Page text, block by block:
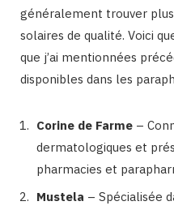
généralement trouver
solaires de qualité. Voici
que j’ai mentionnées
disponibles dans les
Corine de Farme –
dermatologiques et
pharmacies et
Mustela – Spécialisée